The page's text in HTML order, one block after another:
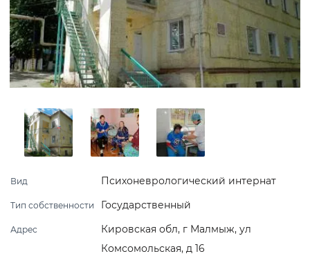
Вид Психоневрологический интернат
Тип собственности Государственный
Адрес
Кировская обл, г Малмыж, ул
Комсомольская, д 16